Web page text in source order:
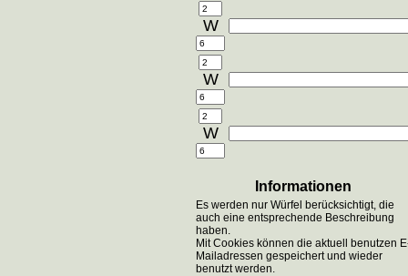
W
W
W
Informationen
Es werden nur Würfel berücksichtigt, die
auch eine entsprechende Beschreibung
haben.
Mit Cookies können die aktuell benutzen
Mailadressen gespeichert und wieder
benutzt werden.